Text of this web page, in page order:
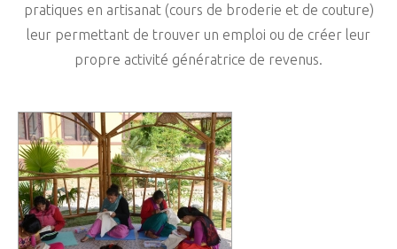
pratiques en artisanat (cours de broderie et de couture)
leur permettant de trouver un emploi ou de créer leur
propre activité génératrice de revenus.